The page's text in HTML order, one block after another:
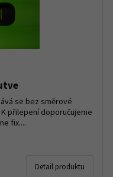
se bez směrové
přilepení doporučujeme
fix....
Detail produktu